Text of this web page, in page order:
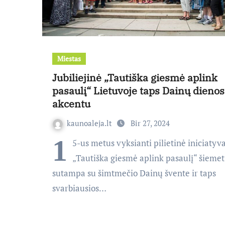
Miestas
Jubiliejinė „Tautiška giesmė aplink
pasaulį“ Lietuvoje taps Dainų dienos
akcentu
kaunoaleja.lt Bir 27, 2024
1
5-us metus vyksianti pilietinė
„Tautiška giesmė aplink pasaulį“ šiemet
sutampa su šimtmečio Dainų švente ir taps
svarbiausios…